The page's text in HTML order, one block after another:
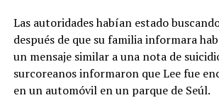
Las autoridades habían estado
después de que su familia informara
un mensaje similar a una nota de
surcoreanos informaron que Lee fue
en un automóvil en un parque de Seúl.